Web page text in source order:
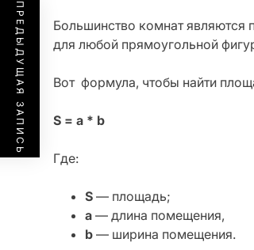
Большинство комнат
для любой прямоугольной
Вот формула, чтобы найти
S = a * b
Где:
S — площадь;
a — длина помещения,
b — ширина помещения.
ПРЕДЫДУЩАЯ ЗАПИСЬ